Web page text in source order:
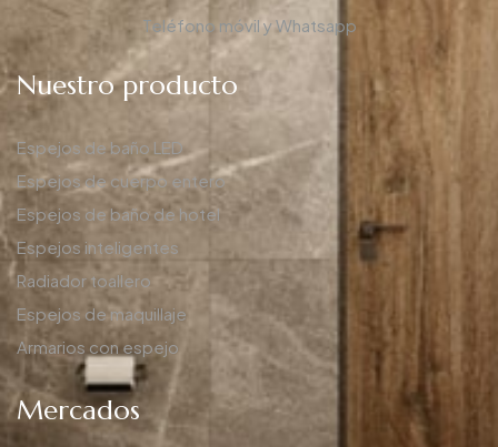
Teléfono móvil y Whatsapp
Nuestro producto
Espejos de baño LED
Espejos de cuerpo entero
Espejos de baño de hotel
Espejos inteligentes
Radiador toallero
Espejos de maquillaje
Armarios con espejo
Mercados